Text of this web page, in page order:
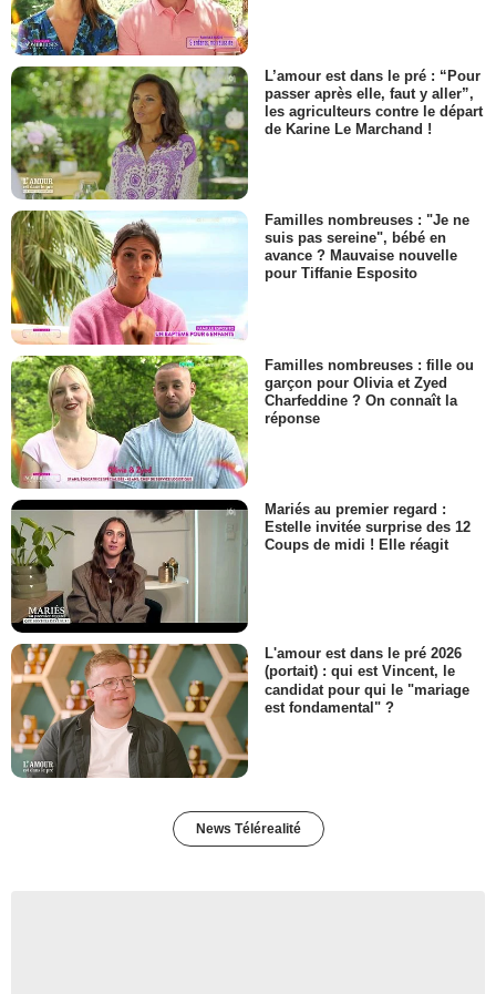
L’amour est dans le pré : “Pour
passer après elle, faut y aller”,
les agriculteurs contre le départ
de Karine Le Marchand !
Familles nombreuses : "Je ne
suis pas sereine", bébé en
avance ? Mauvaise nouvelle
pour Tiffanie Esposito
Familles nombreuses : fille ou
garçon pour Olivia et Zyed
Charfeddine ? On connaît la
réponse
Mariés au premier regard :
Estelle invitée surprise des 12
Coups de midi ! Elle réagit
L'amour est dans le pré 2026
(portait) : qui est Vincent, le
candidat pour qui le "mariage
est fondamental" ?
News Télérealité